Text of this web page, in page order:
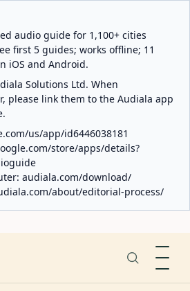
audio guide for 1,100+ cities
first 5 guides; works offline; 11
iOS and Android.
Solutions Ltd. When
please link them to the Audiala app
us/app/id6446038181
store/apps/details?
audiala.com/download/
about/editorial-process/